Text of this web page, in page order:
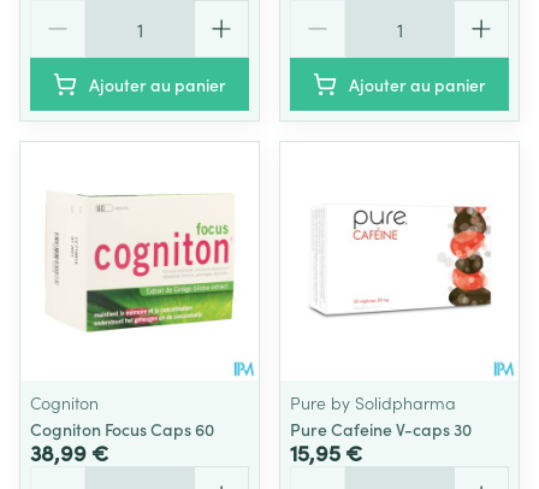
Ajouter au panier Ajouter au panier
Cogniton
Cogniton Focus Caps 60
38,99 €
Pure by Solidpharma
Pure Cafeine V-caps 30
15,95 €